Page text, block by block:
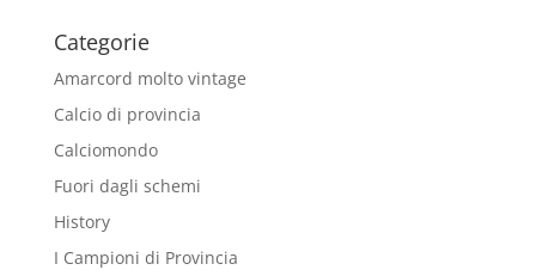
Categorie
Amarcord molto vintage
Calcio di provincia
Calciomondo
Fuori dagli schemi
History
I Campioni di Provincia